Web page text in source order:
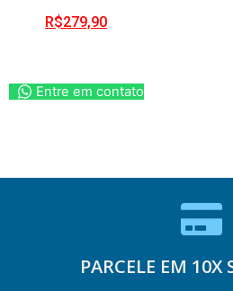
R$279,90
Entre em contato
PARCELE EM 10X